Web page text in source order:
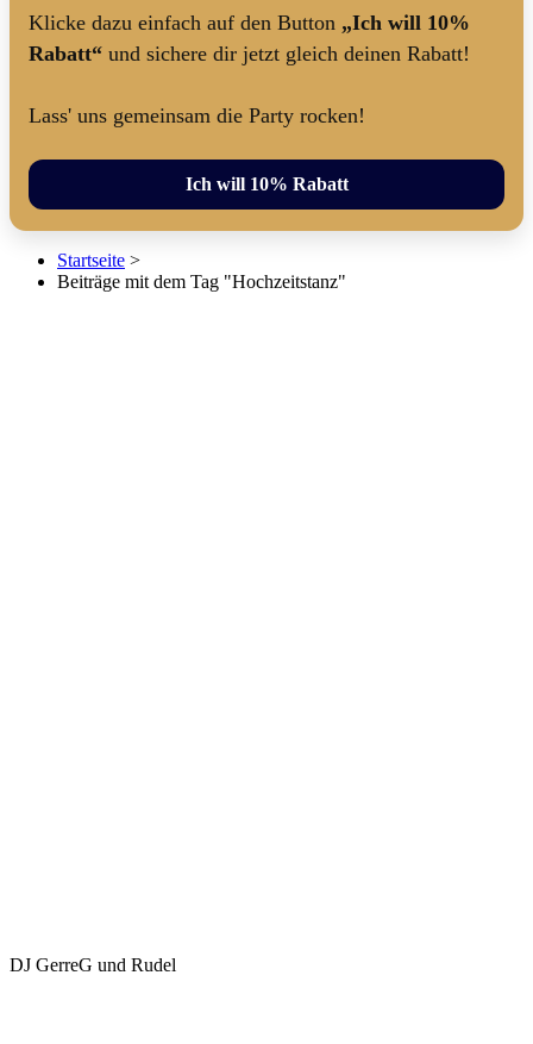
Klicke dazu einfach auf den Button „Ich will 10%
Rabatt“ und sichere dir jetzt gleich deinen Rabatt!
Lass' uns gemeinsam die Party rocken!
Ich will 10% Rabatt
Startseite >
Beiträge mit dem Tag "Hochzeitstanz"
DJ GerreG und Rudel